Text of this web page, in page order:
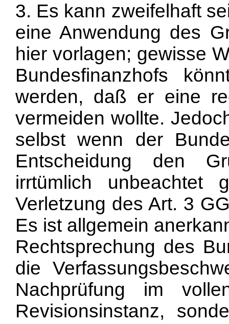
3. Es kann zweifelhaft
eine Anwendung des
hier vorlagen; gewisse
Bundesfinanzhofs
werden, daß er eine
vermeiden wollte.
selbst wenn der
Entscheidung den
irrtümlich unbeachtet
Verletzung des Art. 3
Es ist allgemein
Rechtsprechung des
die
Nachprüfung im
Revisionsinstanz,